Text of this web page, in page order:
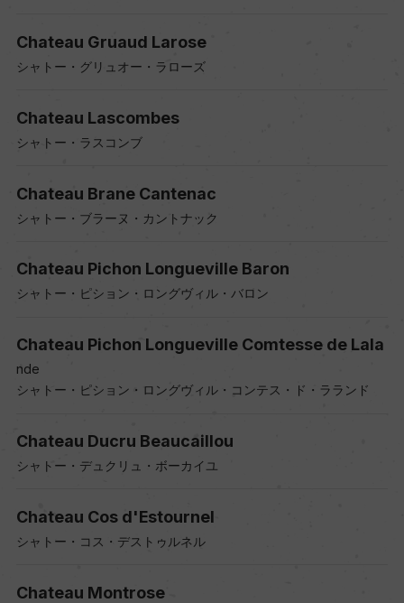
Chateau Gruaud Larose
シャトー・グリュオー・ラローズ
Chateau Lascombes
シャトー・ラスコンブ
Chateau Brane Cantenac
シャトー・ブラーヌ・カントナック
Chateau Pichon Longueville Baron
シャトー・ピション・ロングヴィル・バロン
Chateau Pichon Longueville Comtesse de Lala
nde
シャトー・ピション・ロングヴィル・コンテス・ド・ラランド
Chateau Ducru Beaucaillou
シャトー・デュクリュ・ボーカイユ
Chateau Cos d'Estournel
シャトー・コス・デストゥルネル
Chateau Montrose